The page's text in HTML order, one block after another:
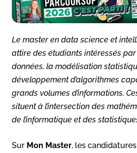
Le master en data science et
attire des étudiants intéressés par
données, la modélisation
développement d’algorithmes
grands volumes d’informations.
situent à l’intersection des
de l’informatique et des
Sur Mon Master, les